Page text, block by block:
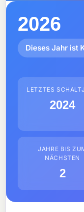
2026
Dieses Jahr ist
LETZTES
2024
JAHRE BIS
NÄCHSTEN
2